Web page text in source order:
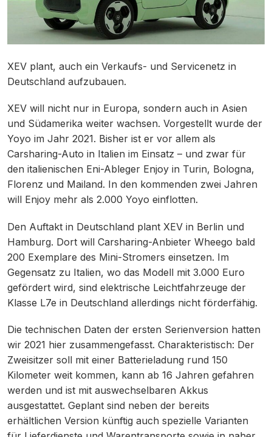
XEV plant, auch ein Verkaufs- und Servicenetz in
Deutschland aufzubauen.
XEV will nicht nur in Europa, sondern auch in Asien
und Südamerika weiter wachsen. Vorgestellt wurde der
Yoyo im Jahr 2021. Bisher ist er vor allem als
Carsharing-Auto in Italien im Einsatz – und zwar für
den italienischen Eni-Ableger Enjoy in Turin, Bologna,
Florenz und Mailand. In den kommenden zwei Jahren
will Enjoy mehr als 2.000 Yoyo einflotten.
Den Auftakt in Deutschland plant XEV in Berlin und
Hamburg. Dort will Carsharing-Anbieter Wheego bald
200 Exemplare des Mini-Stromers einsetzen. Im
Gegensatz zu Italien, wo das Modell mit 3.000 Euro
gefördert wird, sind elektrische Leichtfahrzeuge der
Klasse L7e in Deutschland allerdings nicht förderfähig.
Die technischen Daten der ersten Serienversion hatten
wir 2021 hier zusammengefasst. Charakteristisch: Der
Zweisitzer soll mit einer Batterieladung rund 150
Kilometer weit kommen, kann ab 16 Jahren gefahren
werden und ist mit auswechselbaren Akkus
ausgestattet. Geplant sind neben der bereits
erhältlichen Version künftig auch spezielle Varianten